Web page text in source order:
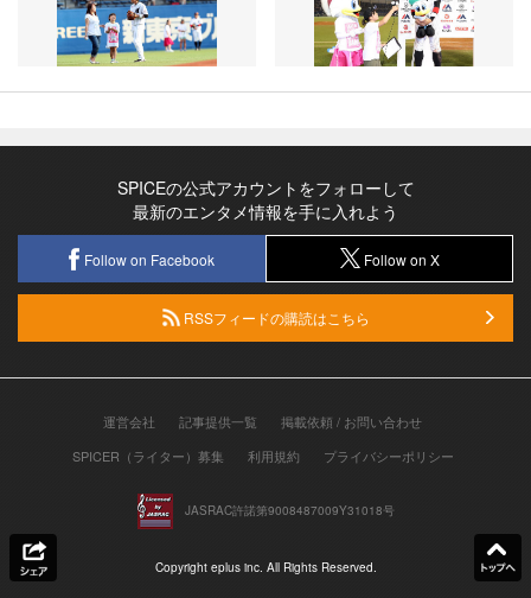
SPICEの公式アカウントをフォローして
最新のエンタメ情報を手に入れよう
Follow on Facebook Follow on X
RSSフィードの購読はこちら
運営会社 記事提供一覧
掲載依頼 / お問い合わせ
SPICER（ライター）募集
利用規約 プライバシーポリシー
JASRAC許諾第9008487009Y31018号
Copyright eplus inc. All Rights Reserved.